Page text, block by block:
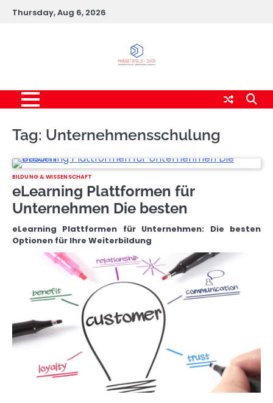
SkipThursday, Aug 6, 2026
Tag: Unternehmensschulung
BILDUNG & WISSENSCHAFT
eLearning Plattformen für
Unternehmen Die besten
eLearning Plattformen für Unternehmen: Die besten
Optionen für Ihre Weiterbildung